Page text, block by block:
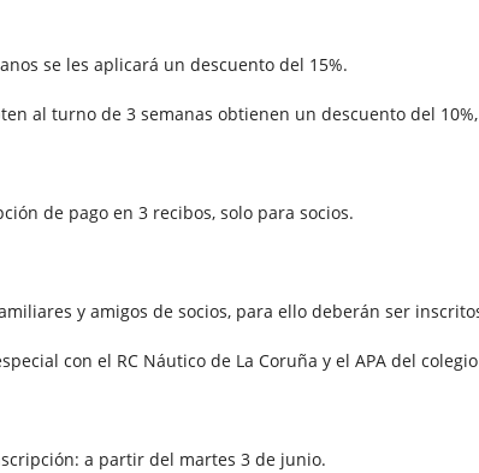
se les aplicará un descuento del 15%.
al turno de 3 semanas obtienen un descuento del
de pago en 3 recibos, solo para socios.
y amigos de socios, para ello deberán ser
con el RC Náutico de La Coruña y el APA del
a partir del martes 3 de junio.